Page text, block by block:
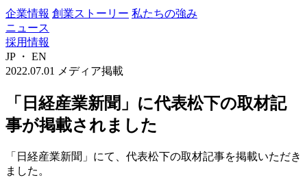
企業情報 創業ストーリー 私たちの強み
ニュース
採用情報
JP
・ EN
2022.07.01
メディア掲載
「日経産業新聞」に代表松下の取材記
事が掲載されました
「日経産業新聞」にて、代表松下の取材記事を掲載いただき
ました。